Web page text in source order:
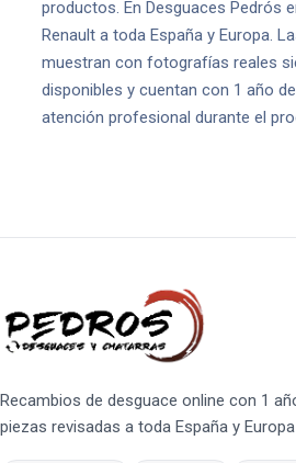
productos. En Desguaces Pedrós
Renault a toda España y Europa.
muestran con fotografías reales
disponibles y cuentan con 1 año
atención profesional durante el
Recambios de desguace online con 1
piezas revisadas a toda España y